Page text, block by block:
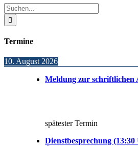
Bar
Area
Suche
nach:
Termine
10. August 2026
Meldung zur
spätester Termin
Dienstbesprechung